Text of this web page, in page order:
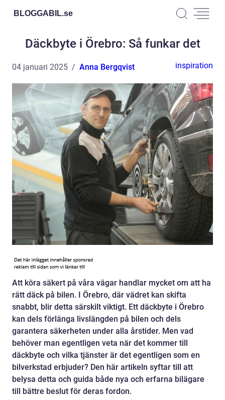
BLOGGABIL.se
Däckbyte i Örebro: Så funkar det
04 januari 2025 Anna Bergqvist inspiration
Att köra säkert på våra vägar handlar mycket om att ha
rätt däck på bilen. I Örebro, där vädret kan skifta
snabbt, blir detta särskilt viktigt. Ett däckbyte i Örebro
kan dels förlänga livslängden på bilen och dels
garantera säkerheten under alla årstider. Men vad
behöver man egentligen veta när det kommer till
däckbyte och vilka tjänster är det egentligen som en
bilverkstad erbjuder? Den här artikeln syftar till att
belysa detta och guida både nya och erfarna bilägare
till bättre beslut för deras fordon.